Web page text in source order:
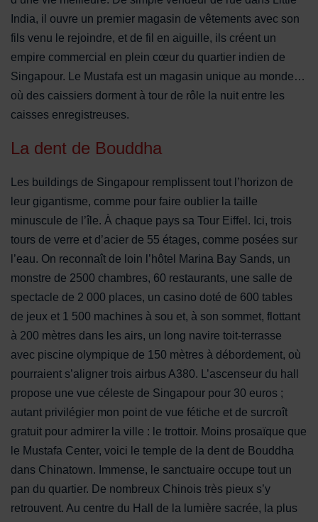
India, il ouvre un premier magasin de vêtements avec son
fils venu le rejoindre, et de fil en aiguille, ils créent un
empire commercial en plein cœur du quartier indien de
Singapour. Le Mustafa est un magasin unique au monde…
où des caissiers dorment à tour de rôle la nuit entre les
caisses enregistreuses.
La dent de Bouddha
Les buildings de Singapour remplissent tout l’horizon de
leur gigantisme, comme pour faire oublier la taille
minuscule de l’île. À chaque pays sa Tour Eiffel. Ici, trois
tours de verre et d’acier de 55 étages, comme posées sur
l’eau. On reconnaît de loin l’hôtel Marina Bay Sands, un
monstre de 2500 chambres, 60 restaurants, une salle de
spectacle de 2 000 places, un casino doté de 600 tables
de jeux et 1 500 machines à sou et, à son sommet, flottant
à 200 mètres dans les airs, un long navire toit-terrasse
avec piscine olympique de 150 mètres à débordement, où
pourraient s’aligner trois airbus A380. L’ascenseur du hall
propose une vue céleste de Singapour pour 30 euros ;
autant privilégier mon point de vue fétiche et de surcroît
gratuit pour admirer la ville : le trottoir. Moins prosaïque que
le Mustafa Center, voici le temple de la dent de Bouddha
dans Chinatown. Immense, le sanctuaire occupe tout un
pan du quartier. De nombreux Chinois très pieux s’y
retrouvent. Au centre du Hall de la lumière sacrée, la plus